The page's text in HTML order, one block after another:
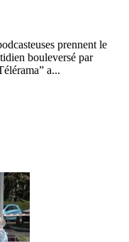
prennent le
bouleversé par
a...